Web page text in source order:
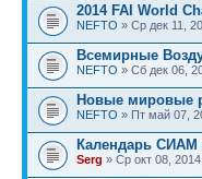
2014 FAI World
NEFTO » Ср дек 11,
Всемирные
NEFTO » Сб дек 06,
Новые мировые
NEFTO » Пт май 07,
Календарь СИАМ
Serg » Ср окт 08,